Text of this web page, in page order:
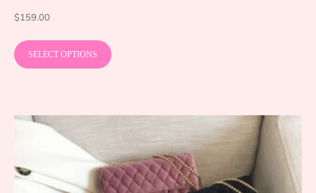
$159.00
SELECT OPTIONS